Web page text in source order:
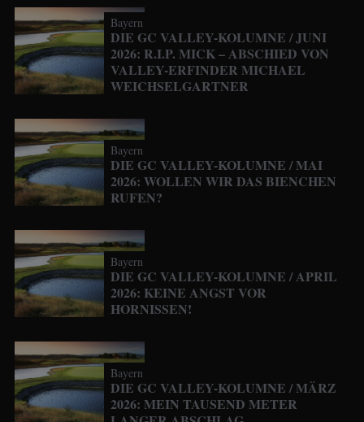
Bayern
DIE GC VALLEY-KOLUMNE / JUNI
2026: R.I.P. MICK – ABSCHIED VON
VALLEY-ERFINDER MICHAEL
WEICHSELGARTNER
Bayern
DIE GC VALLEY-KOLUMNE / MAI
2026: WOLLEN WIR DAS BIENCHEN
RUFEN?
Bayern
DIE GC VALLEY-KOLUMNE / APRIL
2026: KEINE ANGST VOR
HORNISSEN!
Bayern
DIE GC VALLEY-KOLUMNE / MÄRZ
2026: MEIN TAUSEND METER